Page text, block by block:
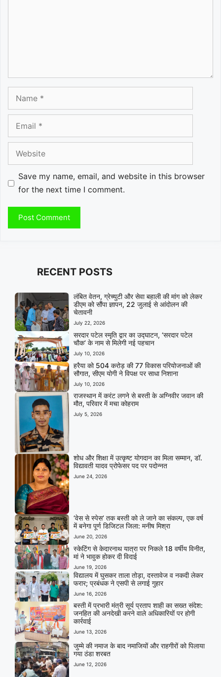
Name
Email
Website
Save my name, email, and website in this browser
for the next time I comment.
RECENT POSTS
लंबित वेतन, ग्रेच्युटी और सेवा बहाली की मांग को लेकर
डीएम को सौंपा ज्ञापन, 22 जुलाई से आंदोलन की
चेतावनी
July 22, 2026
सरदार पटेल स्मृति द्वार का उद्घाटन, ‘सरदार पटेल
चौक’ के नाम से मिलेगी नई पहचान
July 10, 2026
हरैया को 504 करोड़ की 77 विकास परियोजनाओं की
सौगात, सीएम योगी ने विपक्ष पर साधा निशाना
July 10, 2026
राजस्थान में करंट लगने से बस्ती के अग्निवीर जवान की
मौत, परिवार में मचा कोहराम
July 5, 2026
शोध और शिक्षा में उत्कृष्ट योगदान का मिला सम्मान, डॉ.
विद्यावती यादव प्रोफेसर पद पर पदोन्नत
June 24, 2026
‘वेस से स्पेस’ तक बस्ती को ले जाने का संकल्प, एक वर्ष
में बनेगा पूर्ण डिजिटल जिला: मनीष मिश्रा
June 20, 2026
स्केटिंग से केदारनाथ यात्रा पर निकले 18 वर्षीय विनीत,
मां ने भावुक होकर दी विदाई
June 19, 2026
विद्यालय में घुसकर ताला तोड़ा, दस्तावेज व नकदी लेकर
फरार; प्रबंधक ने एसपी से लगाई गुहार
June 16, 2026
बस्ती में प्रभारी मंत्री सूर्य प्रताप शाही का सख्त संदेश:
जनहित की अनदेखी करने वाले अधिकारियों पर होगी
कार्रवाई
June 13, 2026
जुम्मे की नमाज के बाद नमाजियों और राहगीरों को पिलाया
गया ठंडा शरबत
June 12, 2026